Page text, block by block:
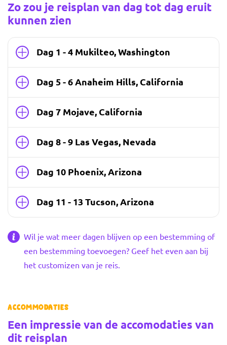
Zo zou je reisplan van dag tot dag eruit
kunnen zien
Dag 1 - 4 Mukilteo, Washington
Dag 5 - 6 Anaheim Hills, California
Dag 7 Mojave, California
Dag 8 - 9 Las Vegas, Nevada
Dag 10 Phoenix, Arizona
Dag 11 - 13 Tucson, Arizona
Wil je wat meer dagen blijven op een bestemming of
een bestemming toevoegen? Geef het even aan bij
het customizen van je reis.
Accommodaties
Een impressie van de accomodaties van
dit reisplan
Vorige fotoVolgende foto